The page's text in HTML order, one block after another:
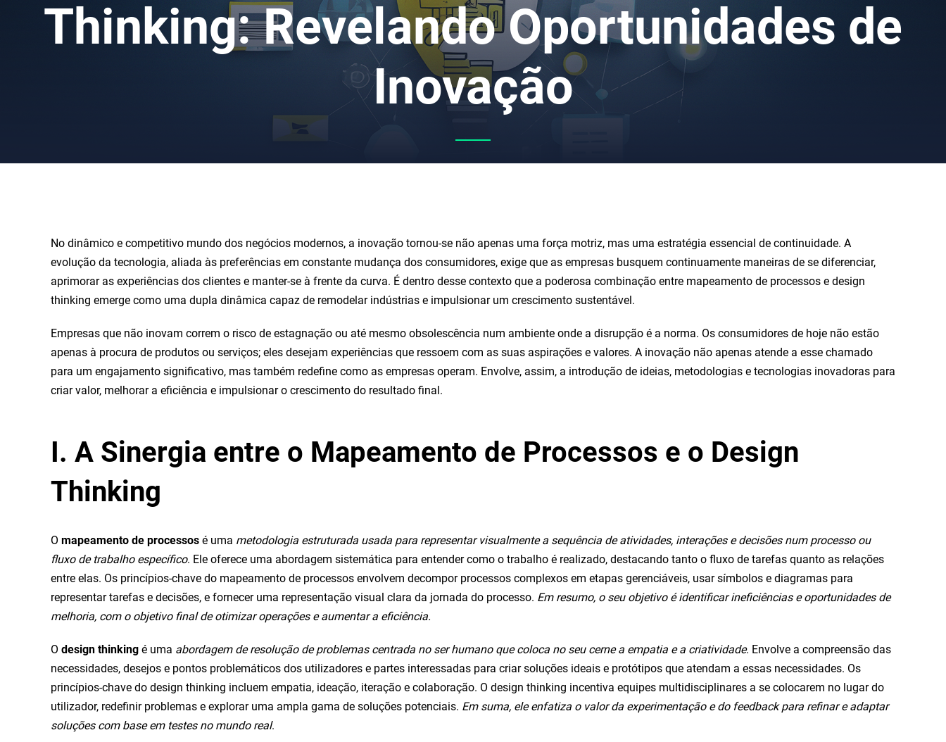
Thinking: Revelando Oportunidades de
Inovação
No dinâmico e competitivo mundo dos negócios modernos, a inovação tornou-se não apenas uma força motriz, mas uma estratégia essencial de continuidade. A
evolução da tecnologia, aliada às preferências em constante mudança dos consumidores, exige que as empresas busquem continuamente maneiras de se diferenciar,
aprimorar as experiências dos clientes e manter-se à frente da curva. É dentro desse contexto que a poderosa combinação entre mapeamento de processos e design
thinking emerge como uma dupla dinâmica capaz de remodelar indústrias e impulsionar um crescimento sustentável.
Empresas que não inovam correm o risco de estagnação ou até mesmo obsolescência num ambiente onde a disrupção é a norma. Os consumidores de hoje não estão
apenas à procura de produtos ou serviços; eles desejam experiências que ressoem com as suas aspirações e valores. A inovação não apenas atende a esse chamado
para um engajamento significativo, mas também redefine como as empresas operam. Envolve, assim, a introdução de ideias, metodologias e tecnologias inovadoras para
criar valor, melhorar a eficiência e impulsionar o crescimento do resultado final.
I. A Sinergia entre o Mapeamento de Processos e o Design
Thinking
O mapeamento de processos é uma metodologia estruturada usada para representar visualmente a sequência de atividades, interações e decisões num processo ou
fluxo de trabalho específico. Ele oferece uma abordagem sistemática para entender como o trabalho é realizado, destacando tanto o fluxo de tarefas quanto as relações
entre elas. Os princípios-chave do mapeamento de processos envolvem decompor processos complexos em etapas gerenciáveis, usar símbolos e diagramas para
representar tarefas e decisões, e fornecer uma representação visual clara da jornada do processo. Em resumo, o seu objetivo é identificar ineficiências e oportunidades de
melhoria, com o objetivo final de otimizar operações e aumentar a eficiência.
O design thinking é uma abordagem de resolução de problemas centrada no ser humano que coloca no seu cerne a empatia e a criatividade. Envolve a compreensão das
necessidades, desejos e pontos problemáticos dos utilizadores e partes interessadas para criar soluções ideais e protótipos que atendam a essas necessidades. Os
princípios-chave do design thinking incluem empatia, ideação, iteração e colaboração. O design thinking incentiva equipes multidisciplinares a se colocarem no lugar do
utilizador, redefinir problemas e explorar uma ampla gama de soluções potenciais. Em suma, ele enfatiza o valor da experimentação e do feedback para refinar e adaptar
soluções com base em testes no mundo real.